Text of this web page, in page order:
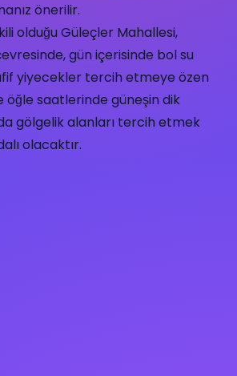
önerilir.
olduğu Güleçler Mahallesi,
gün içerisinde bol su
yiyecekler tercih etmeye özen
öğle saatlerinde güneşin dik
gölgelik alanları tercih etmek
olacaktır.